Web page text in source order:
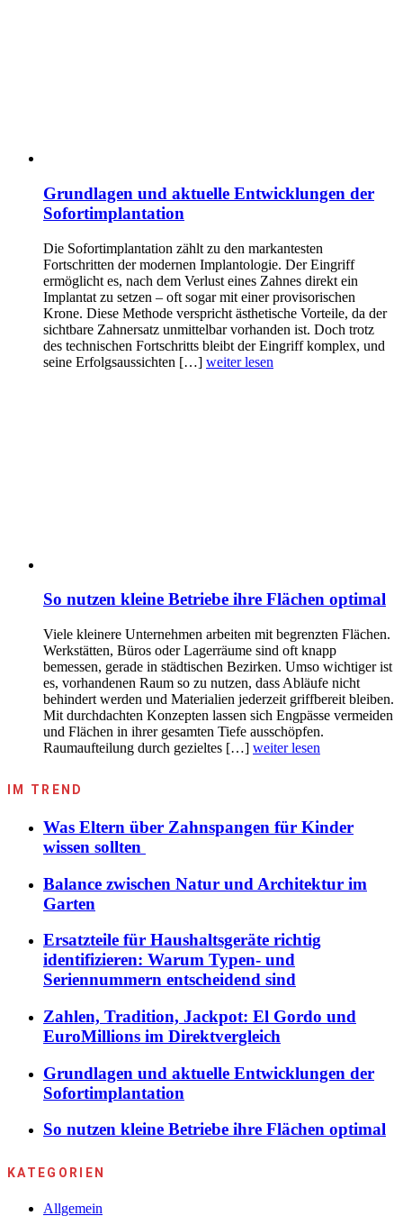
Grundlagen und aktuelle Entwicklungen der
Sofortimplantation
Die Sofortimplantation zählt zu den markantesten
Fortschritten der modernen Implantologie. Der Eingriff
ermöglicht es, nach dem Verlust eines Zahnes direkt ein
Implantat zu setzen – oft sogar mit einer provisorischen
Krone. Diese Methode verspricht ästhetische Vorteile, da der
sichtbare Zahnersatz unmittelbar vorhanden ist. Doch trotz
des technischen Fortschritts bleibt der Eingriff komplex, und
seine Erfolgsaussichten […] weiter lesen
So nutzen kleine Betriebe ihre Flächen optimal
Viele kleinere Unternehmen arbeiten mit begrenzten Flächen.
Werkstätten, Büros oder Lagerräume sind oft knapp
bemessen, gerade in städtischen Bezirken. Umso wichtiger ist
es, vorhandenen Raum so zu nutzen, dass Abläufe nicht
behindert werden und Materialien jederzeit griffbereit bleiben.
Mit durchdachten Konzepten lassen sich Engpässe vermeiden
und Flächen in ihrer gesamten Tiefe ausschöpfen.
Raumaufteilung durch gezieltes […] weiter lesen
IM TREND
Was Eltern über Zahnspangen für Kinder
wissen sollten
Balance zwischen Natur und Architektur im
Garten
Ersatzteile für Haushaltsgeräte richtig
identifizieren: Warum Typen- und
Seriennummern entscheidend sind
Zahlen, Tradition, Jackpot: El Gordo und
EuroMillions im Direktvergleich
Grundlagen und aktuelle Entwicklungen der
Sofortimplantation
So nutzen kleine Betriebe ihre Flächen optimal
KATEGORIEN
Allgemein